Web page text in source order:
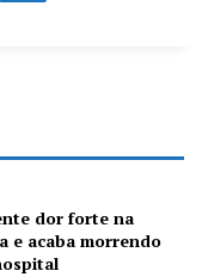
dor forte na
e acaba morrendo